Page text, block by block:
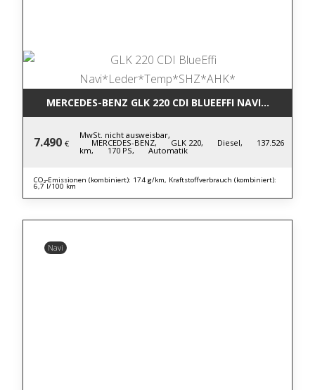
MERCEDES-BENZ GLK 220 CDI
7.490 €
MwSt. nicht ausweisbar,
MERCEDES-BENZ, GLK 220, Diesel, 137.526
km, 170 PS, Automatik
CO₂-Emissionen (kombiniert): 174 g/km, Kraftstoffverbrauch (kombiniert):
6,7 l/100 km
Navi